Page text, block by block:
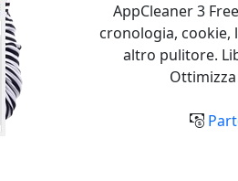
AppCleaner 3
cronologia, cookie,
altro pulitore.